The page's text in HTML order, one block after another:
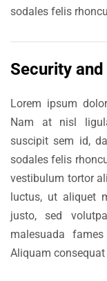
sodales felis
Security
Lorem ipsum
Nam at nisl
suscipit sem id,
sodales felis
vestibulum tortor
luctus, ut aliquet
justo, sed
malesuada
Aliquam